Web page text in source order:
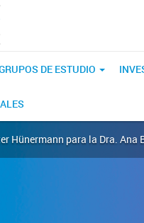
DE ESTUDIO
Hünermann para la Dra. Ana